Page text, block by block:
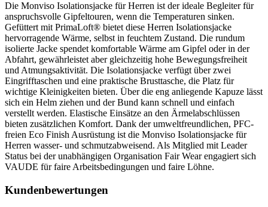
Die Monviso Isolationsjacke für Herren ist der ideale Begleiter für
anspruchsvolle Gipfeltouren, wenn die Temperaturen sinken.
Gefüttert mit PrimaLoft® bietet diese Herren Isolationsjacke
hervorragende Wärme, selbst in feuchtem Zustand. Die rundum
isolierte Jacke spendet komfortable Wärme am Gipfel oder in der
Abfahrt, gewährleistet aber gleichzeitig hohe Bewegungsfreiheit
und Atmungsaktivität. Die Isolationsjacke verfügt über zwei
Eingrifftaschen und eine praktische Brusttasche, die Platz für
wichtige Kleinigkeiten bieten. Über die eng anliegende Kapuze lässt
sich ein Helm ziehen und der Bund kann schnell und einfach
verstellt werden. Elastische Einsätze an den Ärmelabschlüssen
bieten zusätzlichen Komfort. Dank der umweltfreundlichen, PFC-
freien Eco Finish Ausrüstung ist die Monviso Isolationsjacke für
Herren wasser- und schmutzabweisend. Als Mitglied mit Leader
Status bei der unabhängigen Organisation Fair Wear engagiert sich
VAUDE für faire Arbeitsbedingungen und faire Löhne.
Kundenbewertungen